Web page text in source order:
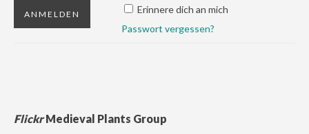
Erinnere dich an mich
Passwort vergessen?
FlickrMedieval Plants Group